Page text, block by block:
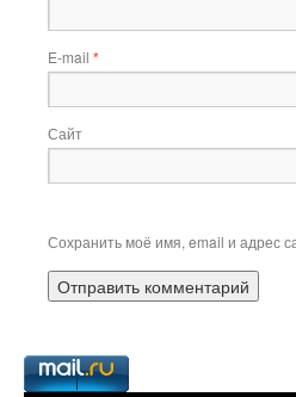
E-mail *
Сайт
Сохранить моё имя, email и адрес